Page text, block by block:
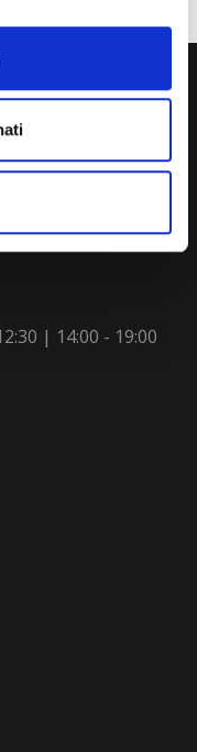
22100
| 14:00 - 19:00